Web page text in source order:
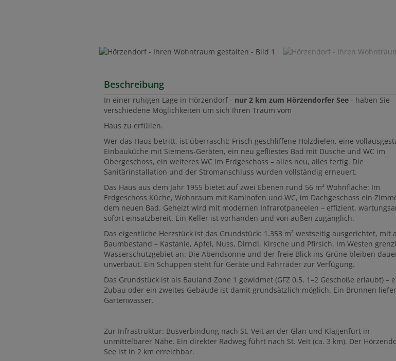
Beschreibung
In einer ruhigen Lage in Hörzendorf - nur 2 km zum Hörzendorfer See - haben Sie
verschiedene Möglichkeiten um sich Ihren Traum vom
Haus zu erfüllen.
Wer das Haus betritt, ist überrascht: Frisch geschliffene Holzdielen, eine
Einbauküche mit Siemens-Geräten, ein neu gefliestes Bad mit Dusche und WC im
Obergeschoss, ein weiteres WC im Erdgeschoss – alles neu, alles fertig. Die
Sanitärinstallation und der Stromanschluss wurden vollständig erneuert.
Das Haus aus dem Jahr 1955 bietet auf zwei Ebenen rund 56 m² Wohnfläche: Im
Erdgeschoss Küche, Wohnraum mit Kaminofen und WC, im Dachgeschoss ein
dem neuen Bad. Geheizt wird mit modernen Infrarotpaneelen – effizient,
sofort einsatzbereit. Ein Keller ist vorhanden und von außen zugänglich.
Das eigentliche Herzstück ist das Grundstück: 1.353 m² westseitig ausgerichtet, mit
Baumbestand – Kastanie, Apfel, Nuss, Dirndl, Kirsche und Pfirsich. Im Westen
Wasserschutzgebiet an: Die Abendsonne und der freie Blick ins Grüne bleiben
unverbaut. Ein Schuppen steht für Geräte und Fahrräder zur Verfügung.
Das Grundstück ist als Bauland Zone 1 gewidmet (GFZ 0,5, 1–2 Geschoße erlaubt) –
Zubau oder ein zweites Gebäude ist damit grundsätzlich möglich. Ein Brunnen
Gartenwasser.
Zur Infrastruktur: Busverbindung nach St. Veit an der Glan und Klagenfurt in
unmittelbarer Nähe. Ein direkter Radweg führt nach St. Veit (ca. 3 km). Der
See ist in 2 km erreichbar.